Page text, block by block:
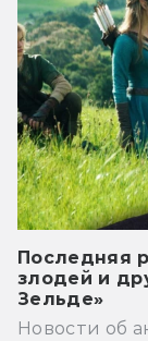
Последняя
злодей и
Зельде»
Новости об